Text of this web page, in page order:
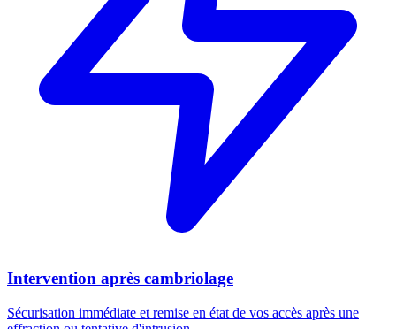
Intervention après cambriolage
Sécurisation immédiate et remise en état de vos accès après une